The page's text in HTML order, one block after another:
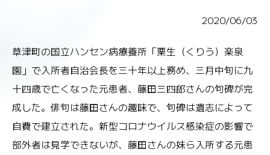
2020/06/03
草津町の国立ハンセン病療養所「栗生（くりう）楽泉
園」で入所者自治会長を三十年以上務め、三月中旬に九
十四歳で亡くなった元患者、藤田三四郎さんの句碑が完
成した。俳句は藤田さんの趣味で、句碑は遺志によって
自費で建立された。新型コロナウイルス感染症の影響で
部外者は見学できないが、藤田さんの妹ら入所する元患